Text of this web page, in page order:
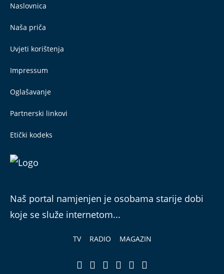
Naslovnica
Naša priča
Uvjeti korištenja
Impressum
Oglašavanje
Partnerski linkovi
Etički kodeks
Naš portal namjenjen je osobama starije dobi
koje se služe internetom...
TV RADIO MAGAZIN